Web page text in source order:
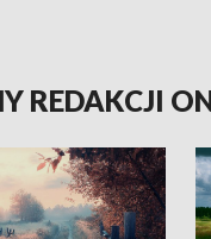
REDAKCJI